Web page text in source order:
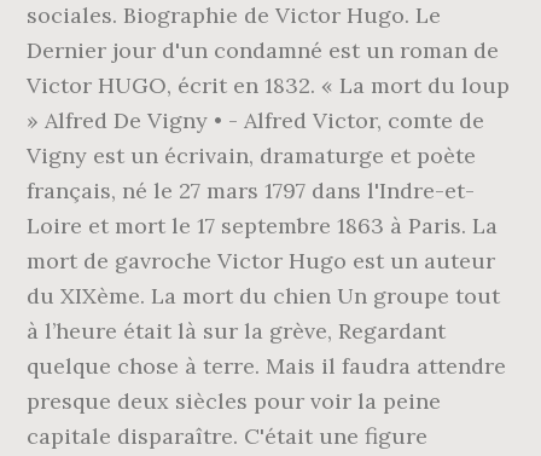
sociales. Biographie de Victor Hugo. Le
Dernier jour d'un condamné est un roman de
Victor HUGO, écrit en 1832. « La mort du loup
» Alfred De Vigny • - Alfred Victor, comte de
Vigny est un écrivain, dramaturge et poète
français, né le 27 mars 1797 dans l'Indre-et-
Loire et mort le 17 septembre 1863 à Paris. La
mort de gavroche Victor Hugo est un auteur
du XIXème. La mort du chien Un groupe tout
à l’heure était là sur la grève, Regardant
quelque chose à terre. Mais il faudra attendre
presque deux siècles pour voir la peine
capitale disparaître. C'était une figure